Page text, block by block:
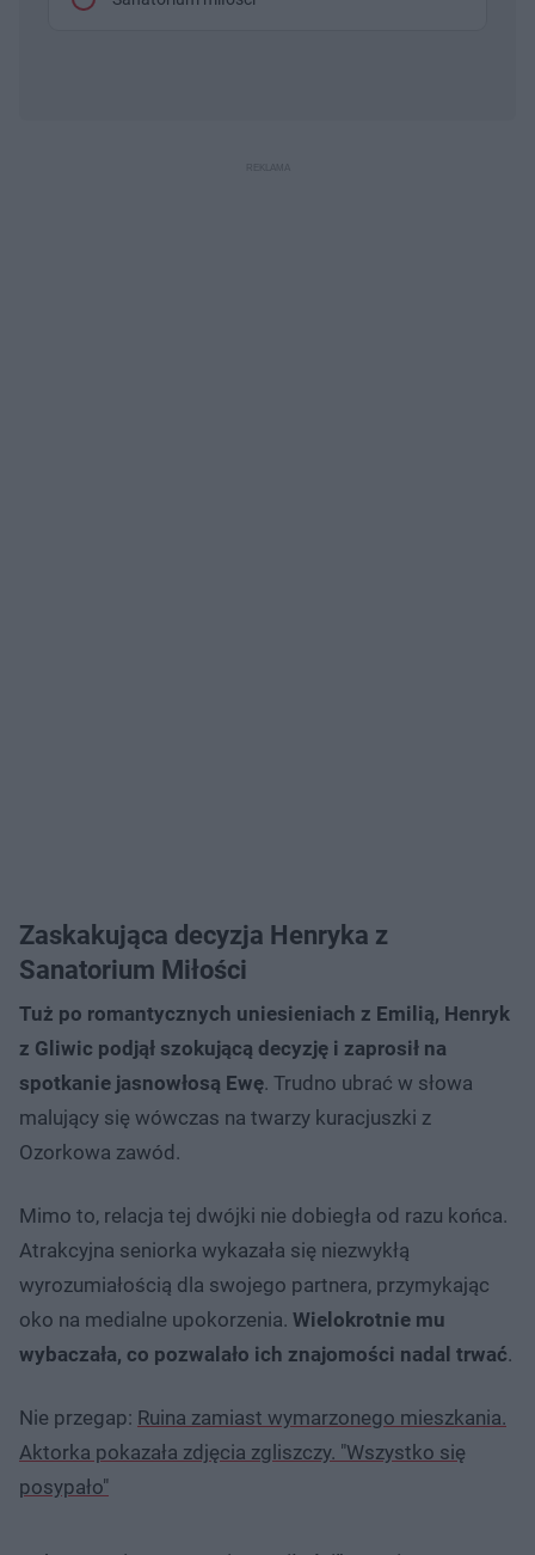
Zaskakująca decyzja Henryka z
Sanatorium Miłości
Tuż po romantycznych uniesieniach z Emilią, Henryk
z Gliwic podjął szokującą decyzję i zaprosił na
spotkanie jasnowłosą Ewę. Trudno ubrać w słowa
malujący się wówczas na twarzy kuracjuszki z
Ozorkowa zawód.
Mimo to, relacja tej dwójki nie dobiegła od razu końca.
Atrakcyjna seniorka wykazała się niezwykłą
wyrozumiałością dla swojego partnera, przymykając
oko na medialne upokorzenia. Wielokrotnie mu
wybaczała, co pozwalało ich znajomości nadal trwać.
Nie przegap: Ruina zamiast wymarzonego mieszkania.
Aktorka pokazała zdjęcia zgliszczy. "Wszystko się
posypało"